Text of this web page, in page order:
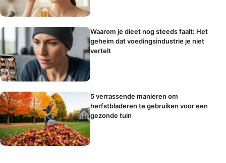
Waarom je dieet nog steeds faalt: Het
geheim dat voedingsindustrie je niet
vertelt
5 verrassende manieren om
herfstbladeren te gebruiken voor een
gezonde tuin